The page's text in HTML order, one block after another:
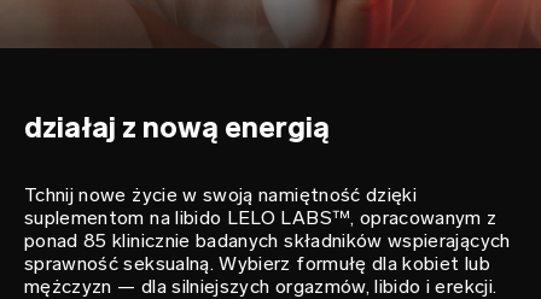
działaj z nową energią
Tchnij nowe życie w swoją namiętność dzięki
suplementom na libido LELO LABS™, opracowanym z
ponad 85 klinicznie badanych składników wspierających
sprawność seksualną. Wybierz formułę dla kobiet lub
mężczyzn — dla silniejszych orgazmów, libido i erekcji.